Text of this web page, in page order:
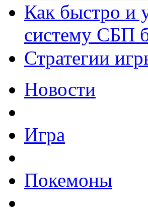
Как быстро и
систему СБП
Стратегии
Новости
Игра
Покемоны